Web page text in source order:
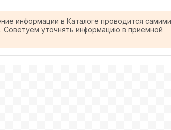
информации в Каталоге проводится самими
Советуем уточнять информацию в приемной